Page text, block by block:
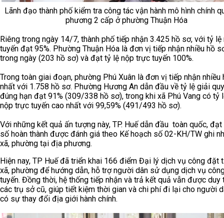
Lãnh đạo thành phố kiểm tra công tác vận hành mô hình chính
phương 2 cấp ở phường Thuận Hóa
Riêng trong ngày 14/7, thành phố tiếp nhận 3.425 hồ sơ, với tỷ
tuyến đạt 95%. Phường Thuận Hóa là đơn vị tiếp nhận nhiều hồ
trong ngày (203 hồ sơ) và đạt tỷ lệ nộp trực tuyến 100%.
Trong toàn giai đoạn, phường Phú Xuân là đơn vị tiếp nhận nhiều
nhất với 1.758 hồ sơ. Phường Hương An dẫn đầu về tỷ lệ giải
đúng hạn đạt 91% (309/338 hồ sơ), trong khi xã Phú Vang có tỷ
nộp trực tuyến cao nhất với 99,59% (491/493 hồ sơ).
Với những kết quả ấn tượng này, TP. Huế dẫn đầu toàn quốc, đạt
số hoàn thành được đánh giá theo Kế hoạch số 02-KH/TW ghi
xã, phường tại địa phương.
Hiện nay, TP Huế đã triển khai 166 điểm Đại lý dịch vụ công đặt
xã, phường để hướng dẫn, hỗ trợ người dân sử dụng dịch vụ
tuyến. Đồng thời, hệ thống tiếp nhận và trả kết quả vẫn được duy
các trụ sở cũ, giúp tiết kiệm thời gian và chi phí đi lại cho người
có sự thay đổi địa giới hành chính.